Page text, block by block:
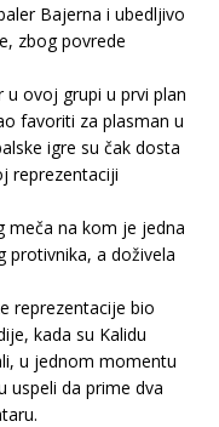
Bajerna i ubedljivo
zbog povrede
ovoj grupi u prvi plan
favoriti za plasman u
igre su čak dosta
reprezentaciji
meča na kom je jedna
protivnika, a doživela
reprezentacije bio
kada su Kalidu
u jednom momentu
uspeli da prime dva